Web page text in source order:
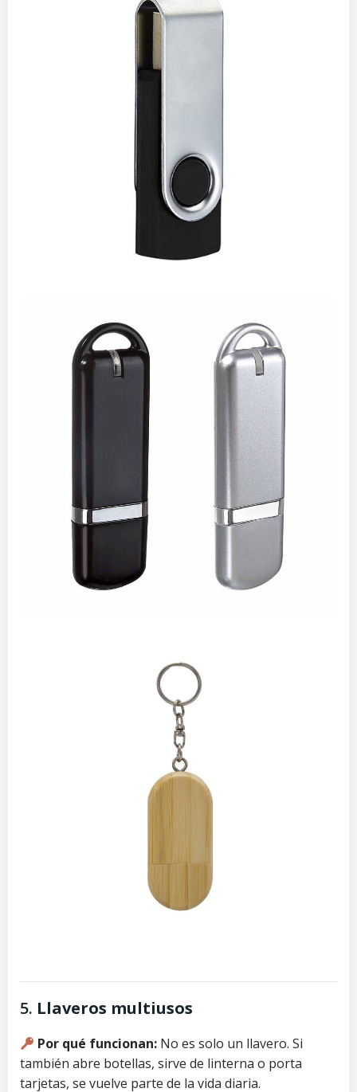
5. Llaveros multiusos
Por qué funcionan: No es solo un llavero. Si
también abre botellas, sirve de linterna o porta
tarjetas, se vuelve parte de la vida diaria.